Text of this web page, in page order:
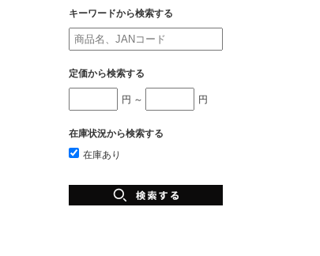
キーワードから検索する
定価から検索する
円 ～ 円
在庫状況から検索する
在庫あり